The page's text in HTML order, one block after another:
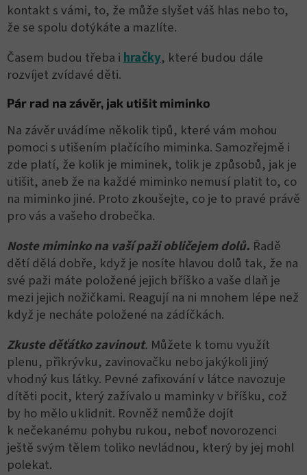
kontakt s vámi, to, že může slyšet váš hlas nebo to,
že se spolu dotýkáte a mazlíte.
Časem budou třeba i hračky, které budou dále
rozvíjet zvídavé děti.
Pár rad na závěr, jak utišit miminko
Na závěr uvádíme několik tipů, které vám mohou
pomoci s utišením plačícího miminka. Samozřejmě i
zde platí, že kolik je miminek, tolik je způsobů, jak je
utišit, aneb že na každé miminko nemusí platit to, co
na miminko jiné. Proto zkoušejte, co je to pravé právě
pro vás a vašeho drobečka.
Noste miminko na vaší paži obličejem dolů. Řadě
dětí dělá dobře, když je nosíte hlavou dolů tak, že na
své paži máte položené jejich bříško a vaše dlaň je
mezi jejich nožičkami. Reagují na ni mnohem lépe než
když je necháte položené na zádíčkách.
Zkuste děťátko zavinout. Můžete k tomu využít
plenu, přikrývku, zavinovačku nebo jakýkoli jiný
vhodný kus látky. Pevné zafixování v látce navozuje
dítěti pocit, který zažívalo u maminky v bříšku, což
by ho mělo uklidnit. Rovněž nemůže dojít
k nečekanému pohybu rukou, neboť novorozenci
ještě svým tělem toliko nevládnou, který by jej mohl
polekat.